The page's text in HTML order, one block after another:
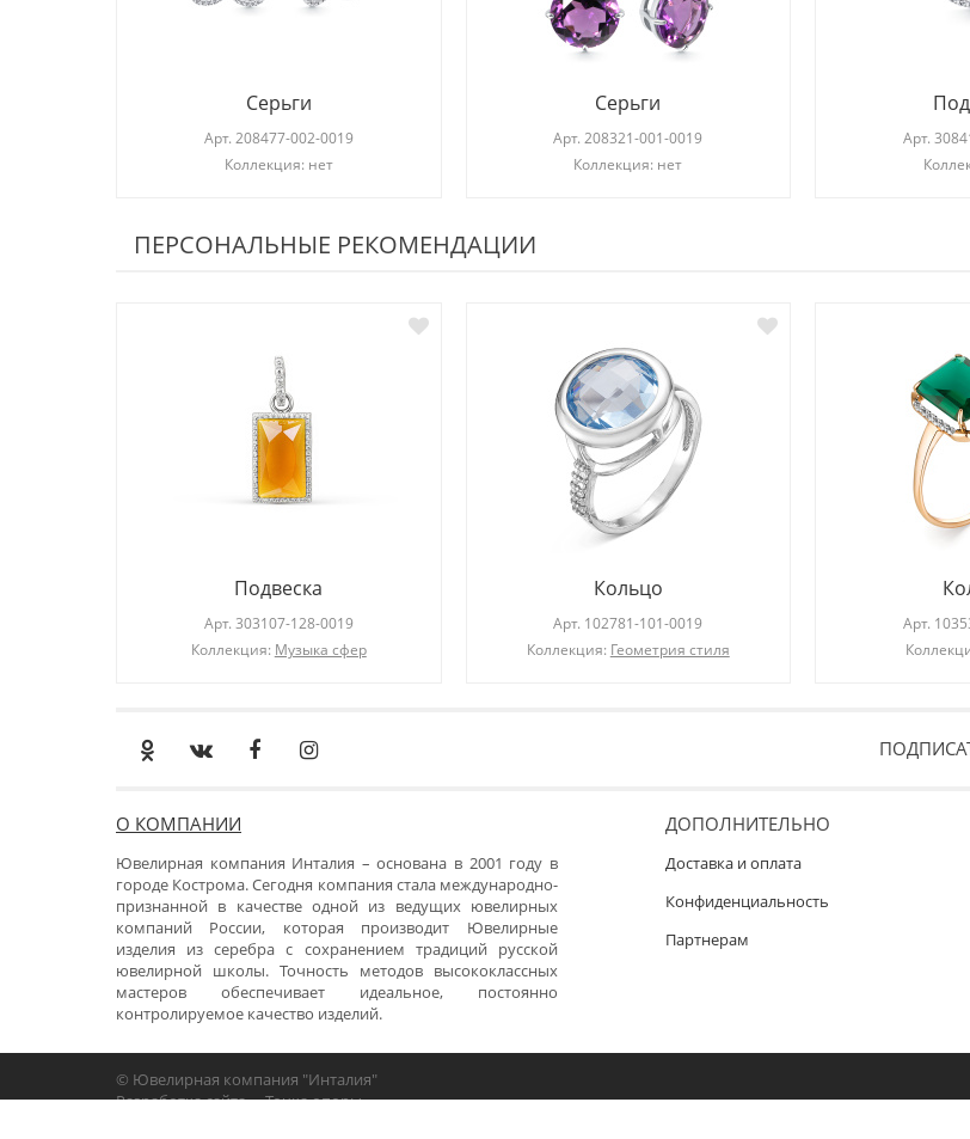
Серьги
Арт. 208477-002-0019
Коллекция: нет
Серьги
Арт.208321-001-0019
Коллекция: нет
Арт.
ПЕРСОНАЛЬНЫЕ РЕКОМЕНДАЦИИ
Подвеска
Арт. 303107-128-0019
Коллекция: Музыка сфер
Кольцо
Арт. 102781-101-0019
Коллекция: Геометрия стиля
Арт.
О КОМПАНИИ
Ювелирная компания Инталия – основана в 2001 году в
городе Кострома. Сегодня компания стала международно-
признанной в качестве одной из ведущих ювелирных
компаний России, которая производит Ювелирные
изделия из серебра с сохранением традиций русской
ювелирной школы. Точность методов высококлассных
мастеров обеспечивает идеальное, постоянно
контролируемое качество изделий.
ДОПОЛНИТЕЛЬНО
Доставка и оплата
Конфиденциальность
Партнерам
© Ювелирная компания "Инталия"
Разработка сайта -«Точка опоры»